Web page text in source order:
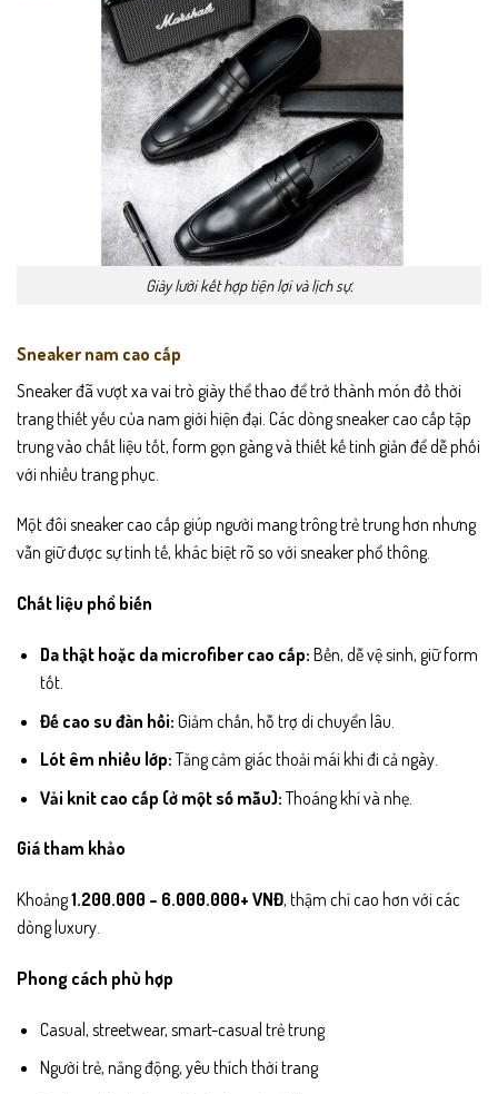
Giày lười kết hợp tiện lợi và lịch sự.
Sneaker nam cao cấp
Sneaker đã vượt xa vai trò giày thể thao để trở thành món đồ thời
trang thiết yếu của nam giới hiện đại. Các dòng sneaker cao cấp tập
trung vào chất liệu tốt, form gọn gàng và thiết kế tinh giản để dễ phối
với nhiều trang phục.
Một đôi sneaker cao cấp giúp người mang trông trẻ trung hơn nhưng
vẫn giữ được sự tinh tế, khác biệt rõ so với sneaker phổ thông.
Chất liệu phổ biến
Da thật hoặc da microfiber cao cấp: Bền, dễ vệ sinh, giữ form
tốt.
Đế cao su đàn hồi: Giảm chấn, hỗ trợ di chuyển lâu.
Lót êm nhiều lớp:Tăng cảm giác thoải mái khi đi cả ngày.
Vải knit cao cấp (ở một số mẫu):Thoáng khí và nhẹ.
Giá tham khảo
Khoảng1.200.000 – 6.000.000+ VNĐ, thậm chí cao hơn với các
dòng luxury.
Phong cách phù hợp
Casual, streetwear, smart-casual trẻ trung
Người trẻ, năng động, yêu thích thời trang